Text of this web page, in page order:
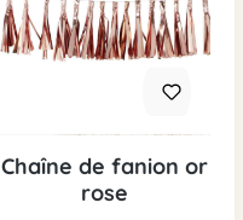
Chaîne de fanion or
rose